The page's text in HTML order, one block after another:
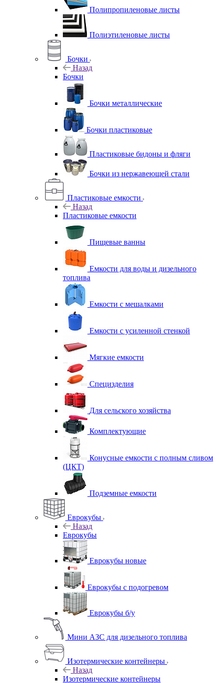
Полипропиленовые листы
Полиэтиленовые листы
Бочки
Назад
Бочки
Бочки металлические
Бочки пластиковые
Пластиковые бидоны и фляги
Бочки из нержавеющей стали
Пластиковые емкости
Назад
Пластиковые емкости
Пищевые ванны
Емкости для воды и дизельного
топлива
Емкости с мешалками
Емкости с усиленной стенкой
Мягкие емкости
Специзделия
Для сельского хозяйства
Комплектующие
Конусные емкости с полным сливом
(ЦКТ)
Подземные емкости
Еврокубы
Назад
Еврокубы
Еврокубы новые
Еврокубы с подогревом
Еврокубы б/у
Мини АЗС для дизельного топлива
Изотермические контейнеры
Назад
Изотермические контейнеры